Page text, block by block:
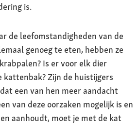
is.
de leefomstandigheden van de
genoeg te eten, hebben ze
Is er voor elk dier
kattenbak? Zijn de huistijgers
een van hen meer aandacht
van deze oorzaken mogelijk is en
aanhoudt, moet je met de kat